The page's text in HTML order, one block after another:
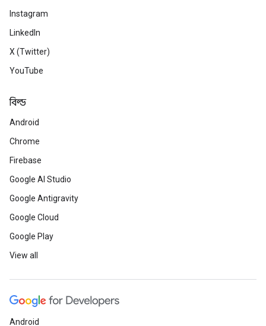
Instagram
LinkedIn
X (Twitter)
YouTube
বিল্ড
Android
Chrome
Firebase
Google AI Studio
Google Antigravity
Google Cloud
Google Play
View all
Android